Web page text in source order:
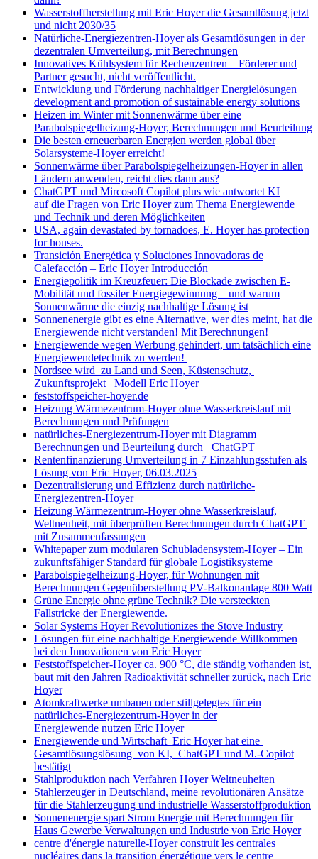
Wasserstoffherstellung mit Eric Hoyer die Gesamtlösung jetzt
und nicht 2030/35
Natürliche-Energiezentren-Hoyer als Gesamtlösungen in der
dezentralen Umverteilung, mit Berechnungen
Innovatives Kühlsystem für Rechenzentren – Förderer und
Partner gesucht, nicht veröffentlicht.
Entwicklung und Förderung nachhaltiger Energielösungen
development and promotion of sustainable energy solutions
Heizen im Winter mit Sonnenwärme über eine
Parabolspiegelheizung-Hoyer, Berechnungen und Beurteilung
Die besten erneuerbaren Energien werden global über
Solarsysteme-Hoyer erreicht!
Sonnenwärme über Parabolspiegelheizungen-Hoyer in allen
Ländern anwenden, reicht dies dann aus?
ChatGPT und Mircosoft Copilot plus wie antwortet KI
auf die Fragen von Eric Hoyer zum Thema Energiewende
und Technik und deren Möglichkeiten
USA, again devastated by tornadoes, E. Hoyer has protection
for houses.
Transición Energética y Soluciones Innovadoras de
Calefacción – Eric Hoyer Introducción
Energiepolitik im Kreuzfeuer: Die Blockade zwischen E-
Mobilität und fossiler Energiegewinnung – und warum
Sonnenwärme die einzig nachhaltige Lösung ist
Sonnenenergie gibt es eine Alternative, wer dies meint, hat die
Energiewende nicht verstanden! Mit Berechnungen!
Energiewende wegen Werbung gehindert, um tatsächlich eine
Energiewendetechnik zu werden!
Nordsee wird zu Land und Seen, Küstenschutz,
Zukunftsprojekt Modell Eric Hoyer
feststoffspeicher-hoyer.de
Heizung Wärmezentrum-Hoyer ohne Wasserkreislauf mit
Berechnungen und Prüfungen
natürliches-Energiezentrum-Hoyer mit Diagramm
Berechnungen und Beurteilung durch ChatGPT
Rentenfinanzierung Umverteilung in 7 Einzahlungsstufen als
Lösung von Eric Hoyer, 06.03.2025
Dezentralisierung und Effizienz durch natürliche-
Energiezentren-Hoyer
Heizung Wärmezentrum-Hoyer ohne Wasserkreislauf,
Weltneuheit, mit überprüften Berechnungen durch ChatGPT
mit Zusammenfassungen
Whitepaper zum modularen Schubladensystem-Hoyer – Ein
zukunftsfähiger Standard für globale Logistiksysteme
Parabolspiegelheizung-Hoyer, für Wohnungen mit
Berechnungen Gegenüberstellung PV-Balkonanlage 800 Watt
Grüne Energie ohne grüne Technik? Die versteckten
Fallstricke der Energiewende.
Solar Systems Hoyer Revolutionizes the Stove Industry
Lösungen für eine nachhaltige Energiewende Willkommen
bei den Innovationen von Eric Hoyer
Feststoffspeicher-Hoyer ca. 900 °C, die ständig vorhanden ist,
baut mit den Jahren Radioaktivität schneller zurück, nach Eric
Hoyer
Atomkraftwerke umbauen oder stillgelegtes für ein
natürliches-Energiezentrum-Hoyer in der
Energiewende nutzen Eric Hoyer
Energiewende und Wirtschaft Eric Hoyer hat eine
Gesamtlösungslösung von KI, ChatGPT und M.-Copilot
bestätigt
Stahlproduktion nach Verfahren Hoyer Weltneuheiten
Stahlerzeuger in Deutschland, meine revolutionären Ansätze
für die Stahlerzeugung und industrielle Wasserstoffproduktion
Sonnenenergie spart Strom Energie mit Berechnungen für
Haus Gewerbe Verwaltungen und Industrie von Eric Hoyer
centre d'énergie naturelle-Hoyer construit les centrales
nucléaires dans la transition énergétique vers le centre